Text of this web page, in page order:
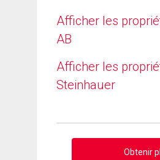
Afficher les
AB
Afficher les
Steinhauer
Obtenir